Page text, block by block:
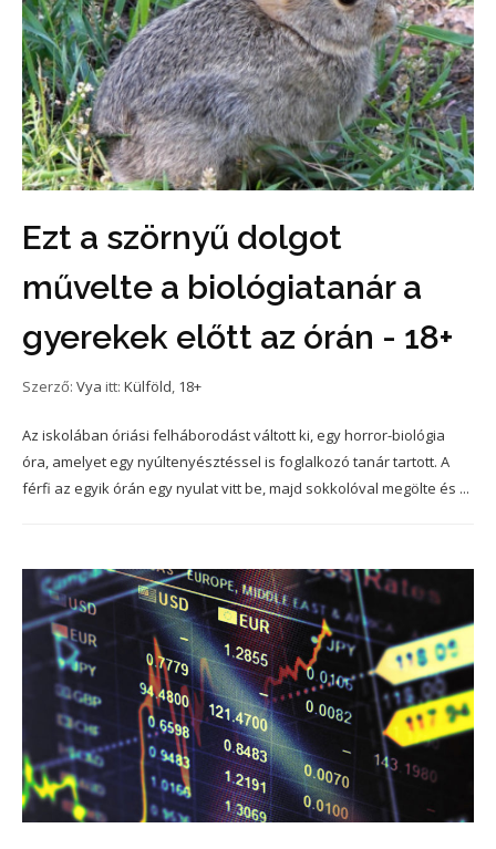
Ezt a szörnyű dolgot
művelte a biológiatanár a
gyerekek előtt az órán - 18+
Szerző: Vya itt: Külföld, 18+
Az iskolában óriási felháborodást váltott ki, egy horror-biológia
óra, amelyet egy nyúltenyésztéssel is foglalkozó tanár tartott. A
férfi az egyik órán egy nyulat vitt be, majd sokkolóval megölte és ...